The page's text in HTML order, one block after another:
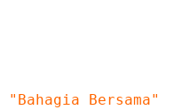
"Bahagia Bersama"